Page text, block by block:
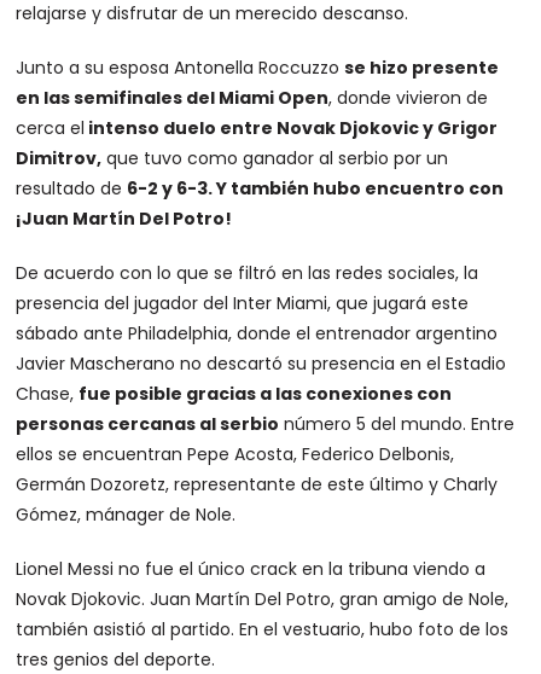
relajarse y disfrutar de un merecido descanso.
Junto a su esposa Antonella Roccuzzose hizo presente
en las semifinales del Miami Open, donde vivieron de
cerca el intenso duelo entre Novak Djokovic y Grigor
Dimitrov, que tuvo como ganador al serbio por un
resultado de 6-2 y 6-3. Y también hubo encuentro con
¡Juan Martín Del Potro!
De acuerdo con lo que se filtró en las redes sociales, la
presencia del jugador del Inter Miami, que jugará este
sábado ante Philadelphia, donde el entrenador argentino
Javier Mascherano no descartó su presencia en el Estadio
Chase, fue posible gracias a las conexiones con
personas cercanas al serbio número 5 del mundo. Entre
ellos se encuentran Pepe Acosta, Federico Delbonis,
Germán Dozoretz, representante de este último y Charly
Gómez, mánager de Nole.
Lionel Messi no fue el único crack en la tribuna viendo a
Novak Djokovic. Juan Martín Del Potro, gran amigo de Nole,
también asistió al partido. En el vestuario, hubo foto de los
tres genios del deporte.